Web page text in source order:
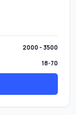
2000 - 3500
18-70